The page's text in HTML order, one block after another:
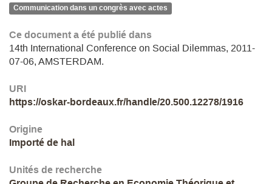
Communication dans un congrès avec actes
Ce document a été publié dans
14th International Conference on Social Dilemmas, 2011-
07-06, AMSTERDAM.
URI
https://oskar-bordeaux.fr/handle/20.500.12278/1916
Origine
Importé de hal
Unités de recherche